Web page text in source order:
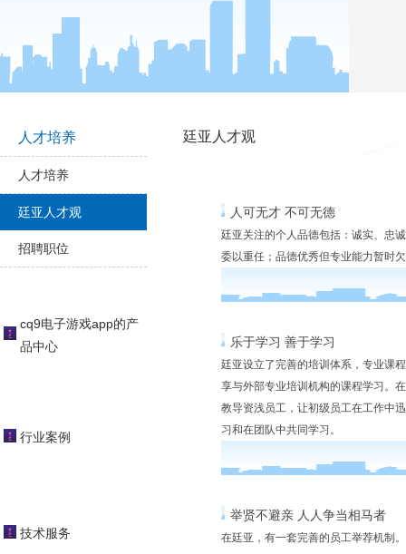
人才培养
人才培养
廷亚人才观
招聘职位
cq9电子游戏app的产
品中心
行业案例
技术服务
廷亚人才观
人可无才 不可无德
廷亚关注的个人品德包括：诚实、忠
委以重任；品德优秀但专业能力暂时
乐于学习 善于学习
廷亚设立了完善的培训体系，专业课
享与外部专业培训机构的课程学习。
教导资浅员工，让初级员工在工作中
习和在团队中共同学习。
举贤不避亲 人人争当相马者
在廷亚，有一套完善的员工举荐机制